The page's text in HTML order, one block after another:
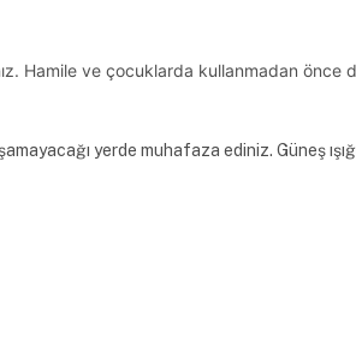
Hamile ve çocuklarda kullanmadan
yerde muhafaza ediniz. Güneş